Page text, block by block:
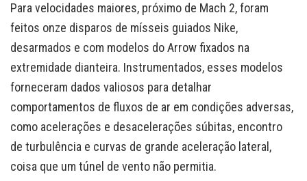
Para velocidades maiores, próximo de Mach 2, foram
feitos onze disparos de mísseis guiados Nike,
desarmados e com modelos do Arrow fixados na
extremidade dianteira. Instrumentados, esses modelos
forneceram dados valiosos para detalhar
comportamentos de fluxos de ar em condições adversas,
como acelerações e desacelerações súbitas, encontro
de turbulência e curvas de grande aceleração lateral,
coisa que um túnel de vento não permitia.